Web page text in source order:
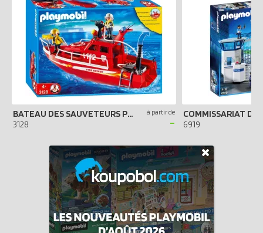
BATEAU DES SAUVETEURS POMPIERS
3128
à partir de
- 6919